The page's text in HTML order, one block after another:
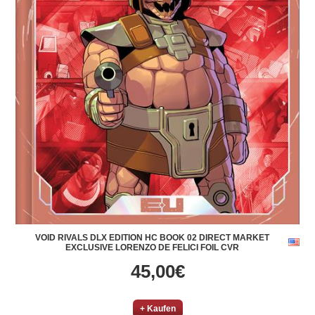
VOID RIVALS DLX EDITION HC BOOK 02 DIRECT MARKET
EXCLUSIVE LORENZO DE FELICI FOIL CVR
45,00€
+ Kaufen